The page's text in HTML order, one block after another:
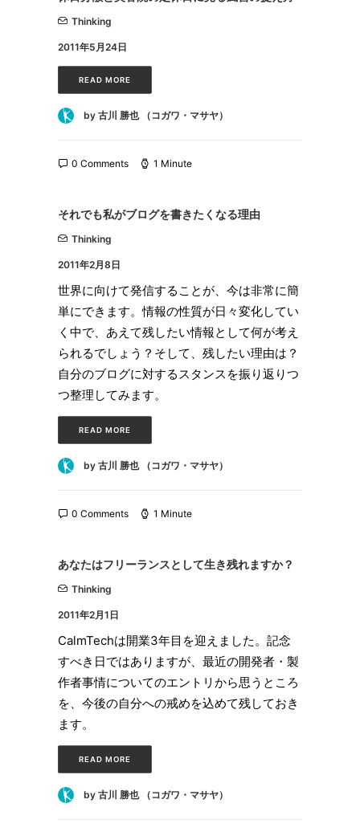
Thinking
2011年5月24日
READ MORE
by 古川 勝也 （コガワ・マサヤ）
0 Comments 1 Minute
それでも私がブログを書きたくなる理由
Thinking
2011年2月8日
世界に向けて発信することが、今は非常に簡
単にできます。情報の性質が日々変化してい
く中で、あえて残したい情報として何が考え
られるでしょう？そして、残したい理由は？
自分のブログに対するスタンスを振り返りつ
つ整理してみます。
READ MORE
by 古川 勝也 （コガワ・マサヤ）
0 Comments 1 Minute
あなたはフリーランスとして生き残れますか？
Thinking
2011年2月1日
CalmTechは開業3年目を迎えました。記念
すべき日ではありますが、最近の開発者・製
作者事情についてのエントリから思うところ
を、今後の自分への戒めを込めて残しておき
ます。
READ MORE
by 古川 勝也 （コガワ・マサヤ）